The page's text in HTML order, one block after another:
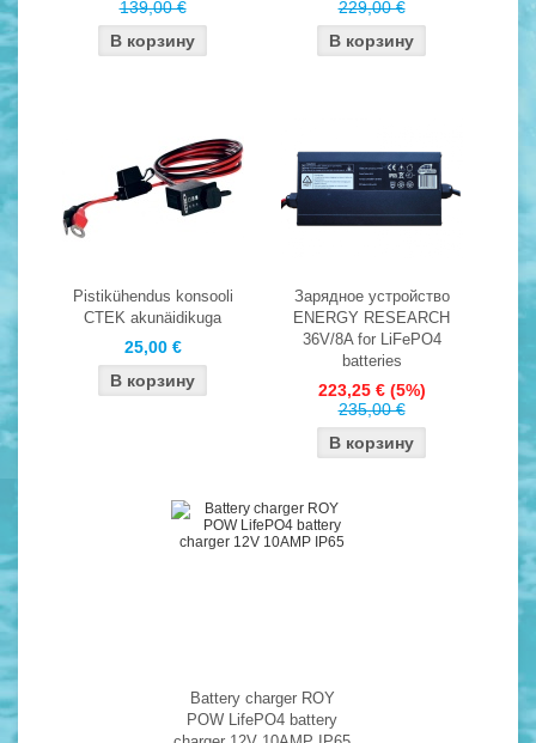
139,00 €
229,00 €
Pistikühendus konsooli
CTEK akunäidikuga
25,00 €
Зарядное устройство
ENERGY RESEARCH
36V/8A for LiFePO4
batteries
223,25 € (5%)
235,00 €
Battery charger ROY
POW LifePO4 battery